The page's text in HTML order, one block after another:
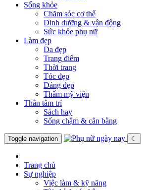
Sống khỏe
Chăm sóc cơ thể
Dinh dưỡng & vận động
Sức khỏe phụ nữ
Làm đẹp
Da đẹp
Trang điểm
Thời trang
Tóc đẹp
Dáng đẹp
Thẩm mỹ viện
Thân tâm trí
Sách hay
Sống chậm & cân bằng
Toggle navigation ☾
Trang chủ
Sự nghiệp
Việc làm & kỹ năng